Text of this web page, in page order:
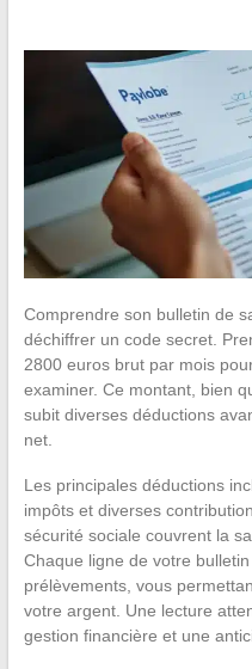
Comprendre son bulletin de
déchiffrer un code secret.
2800 euros brut par mois
examiner. Ce montant, bien
subit diverses déductions
net.
Les principales déductions
impôts et diverses
sécurité sociale couvrent la
Chaque ligne de votre
prélèvements, vous
votre argent. Une lecture
gestion financière et une